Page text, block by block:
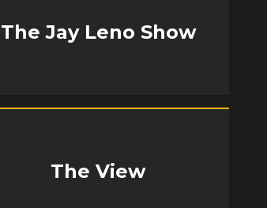
The Jay Leno Show
The View